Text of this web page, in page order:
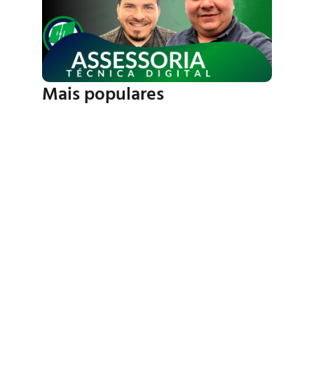
Mais populares